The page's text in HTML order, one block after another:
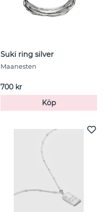
Suki ring silver
Maanesten
700 kr
Köp